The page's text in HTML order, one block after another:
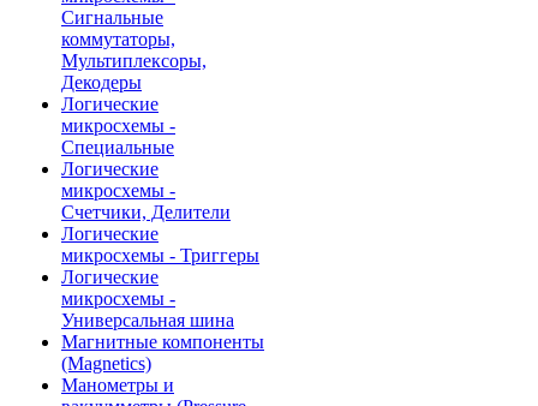
Сигнальные
коммутаторы,
Мультиплексоры,
Декодеры
Логические
микросхемы -
Специальные
Логические
микросхемы -
Счетчики, Делители
Логические
микросхемы - Триггеры
Логические
микросхемы -
Универсальная шина
Магнитные компоненты
(Magnetics)
Манометры и